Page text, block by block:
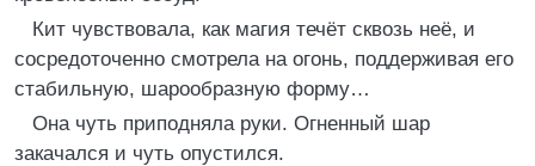
Кит чувствовала, как магия течёт сквозь неё, и
сосредоточенно смотрела на огонь, поддерживая его
стабильную, шарообразную форму…
Она чуть приподняла руки. Огненный шар
закачался и чуть опустился.